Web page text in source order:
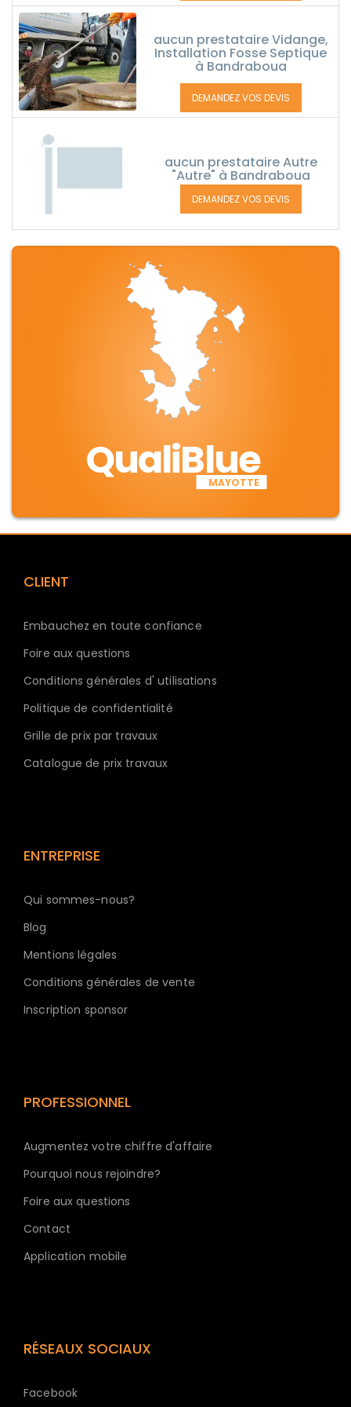
aucun prestataire Vidange,
Installation Fosse Septique
à Bandraboua
DEMANDEZ VOS DEVIS
aucun prestataire Autre
"Autre" à Bandraboua
DEMANDEZ VOS DEVIS
QualiBlue
MAYOTTE
CLIENT
Embauchez en toute confiance
Foire aux questions
Conditions générales d' utilisations
Politique de confidentialité
Grille de prix par travaux
Catalogue de prix travaux
ENTREPRISE
Qui sommes-nous?
Blog
Mentions légales
Conditions générales de vente
Inscription sponsor
PROFESSIONNEL
Augmentez votre chiffre d'affaire
Pourquoi nous rejoindre?
Foire aux questions
Contact
Application mobile
RÉSEAUX SOCIAUX
Facebook